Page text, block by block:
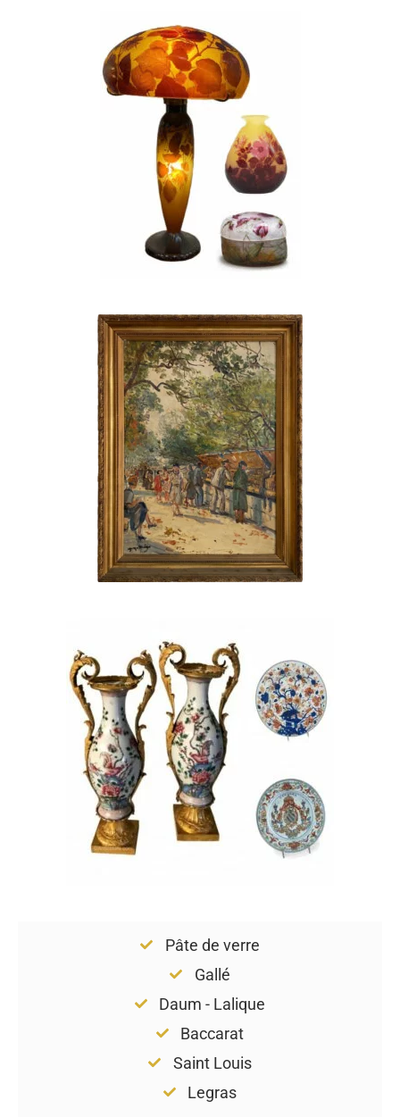
Pâte de verre
Gallé
Daum - Lalique
Baccarat
Saint Louis
Legras